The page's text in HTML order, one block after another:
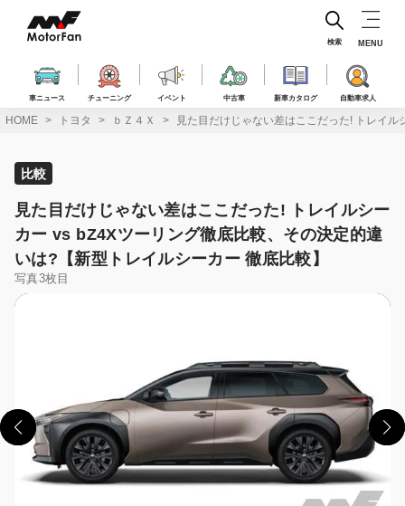
ス
車ニュース チューニング イベント 中古車 新車カタログ 自動車求人
検索 MENU
HOME トヨタ ｂＺ４Ｘ 見た目だけじゃない差はここだった! トレイ
比較
見た目だけじゃない差はここだった! トレイルシー
カー vs bZ4Xツーリング徹底比較、その決定的違
いは?【新型トレイルシーカー 徹底比較】
写真3枚目